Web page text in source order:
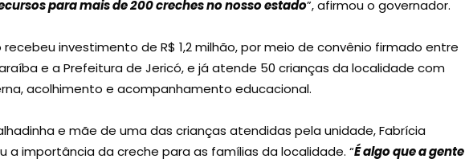
para mais de 200 creches no nosso estado”, afirmou o governador.
investimento de R$ 1,2 milhão, por meio de convênio firmado entre
e a Prefeitura de Jericó, e já atende 50 crianças da localidade com
acolhimento e acompanhamento educacional.
e mãe de uma das crianças atendidas pela unidade, Fabrícia
a importância da creche para as famílias da localidade. “É algo que a gente